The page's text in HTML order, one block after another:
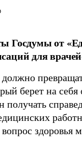
Госдумы от
для
должно
берет на
получать
здоровья